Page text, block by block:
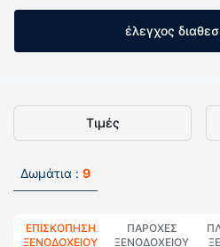
έλεγχος
Τιμές
Δωμάτια : 9
ΕΠΙΣΚΌΠΗΣΗ
ΞΕΝΟΔΟΧΕΊΟΥ
ΠΑΡΟΧΕΣ
ΞΕΝΟΔΟΧΕΙΟΥ